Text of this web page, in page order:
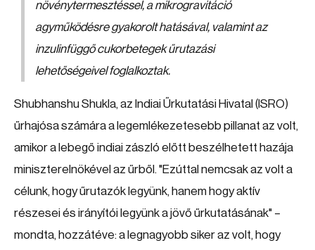
növénytermesztéssel, a mikrogravitáció
agyműködésre gyakorolt hatásával, valamint az
inzulinfüggő cukorbetegek űrutazási
lehetőségeivel foglalkoztak.
Shubhanshu Shukla, az Indiai Űrkutatási Hivatal (ISRO)
űrhajósa számára a legemlékezetesebb pillanat az volt,
amikor a lebegő indiai zászló előtt beszélhetett hazája
miniszterelnökével az űrből. "Ezúttal nemcsak az volt a
célunk, hogy űrutazók legyünk, hanem hogy aktív
részesei és irányítói legyünk a jövő űrkutatásának" –
mondta, hozzátéve: a legnagyobb siker az volt, hogy